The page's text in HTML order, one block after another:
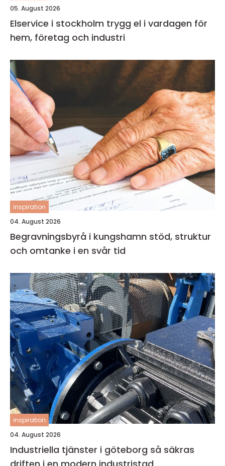
05. August 2026
Elservice i stockholm trygg el i vardagen för
hem, företag och industri
inspiration
04. August 2026
Begravningsbyrå i kungshamn stöd, struktur
och omtanke i en svår tid
inspiration
04. August 2026
Industriella tjänster i göteborg så säkras